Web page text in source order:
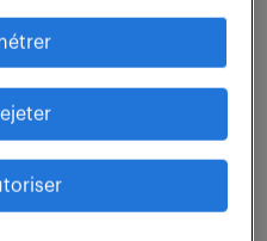
sont les
comptabilité bancaire
: